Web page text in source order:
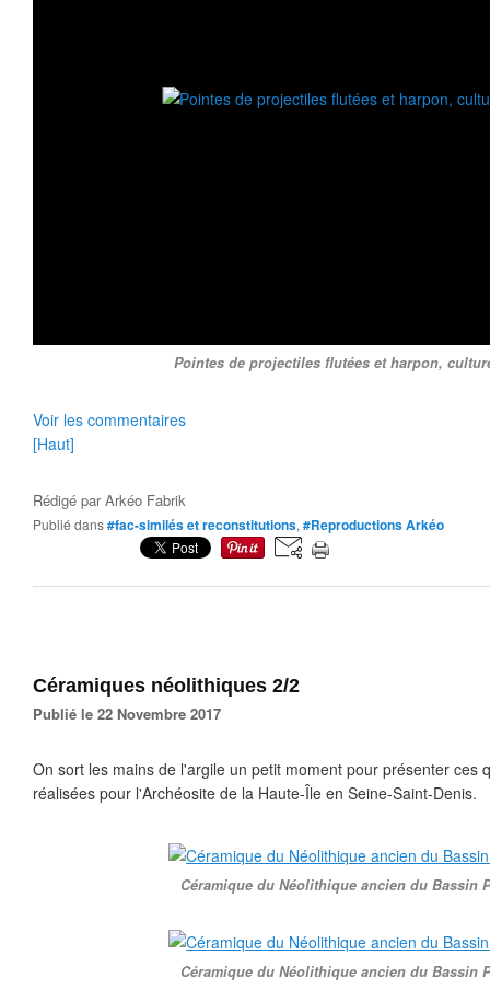
Pointes de projectiles flutées et harpon,
Voir les commentaires
[Haut]
Rédigé parArkéo Fabrik
Publié dans#fac-similés et reconstitutions, #Reproductions Arkéo
Céramiques néolithiques 2/2
Publié le 22 Novembre 2017
On sort les mains de l'argile un petit moment pour présenter ces
réalisées pour l'Archéosite de la Haute-Île en Seine-Saint-Denis.
Céramique du Néolithique ancien du Bassin
Céramique du Néolithique ancien du Bassin